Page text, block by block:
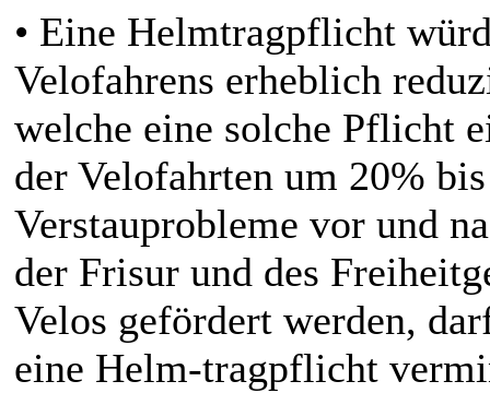
• Eine Helmtragpflicht
Velofahrens erheblich
welche eine solche Pflicht
der Velofahrten um 20%
Verstauprobleme vor und
der Frisur und des
Velos gefördert werden,
eine Helm-tragpflicht